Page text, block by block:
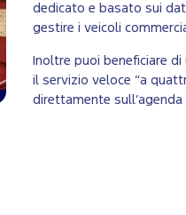
dedicato e basato sui
gestire i veicoli
Inoltre puoi beneficiare
il servizio veloce “a
direttamente sull’agenda